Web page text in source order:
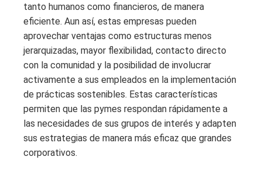
tanto humanos como financieros, de manera
eficiente. Aun así, estas empresas pueden
aprovechar ventajas como estructuras menos
jerarquizadas, mayor flexibilidad, contacto directo
con la comunidad y la posibilidad de involucrar
activamente a sus empleados en la implementación
de prácticas sostenibles. Estas características
permiten que las pymes respondan rápidamente a
las necesidades de sus grupos de interés y adapten
sus estrategias de manera más eficaz que grandes
corporativos.